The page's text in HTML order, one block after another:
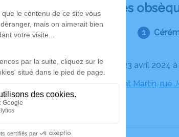
Déroulé des
Le mardi 23 avril 2024
Église Saint Martin,